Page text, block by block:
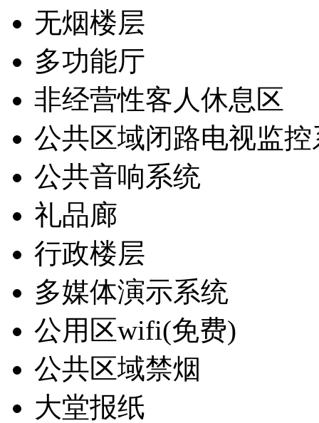
无烟楼层
多功能厅
非经营性客人休息区
公共区域闭路电视监控
公共音响系统
礼品廊
行政楼层
多媒体演示系统
公用区wifi(免费)
公共区域禁烟
大堂报纸